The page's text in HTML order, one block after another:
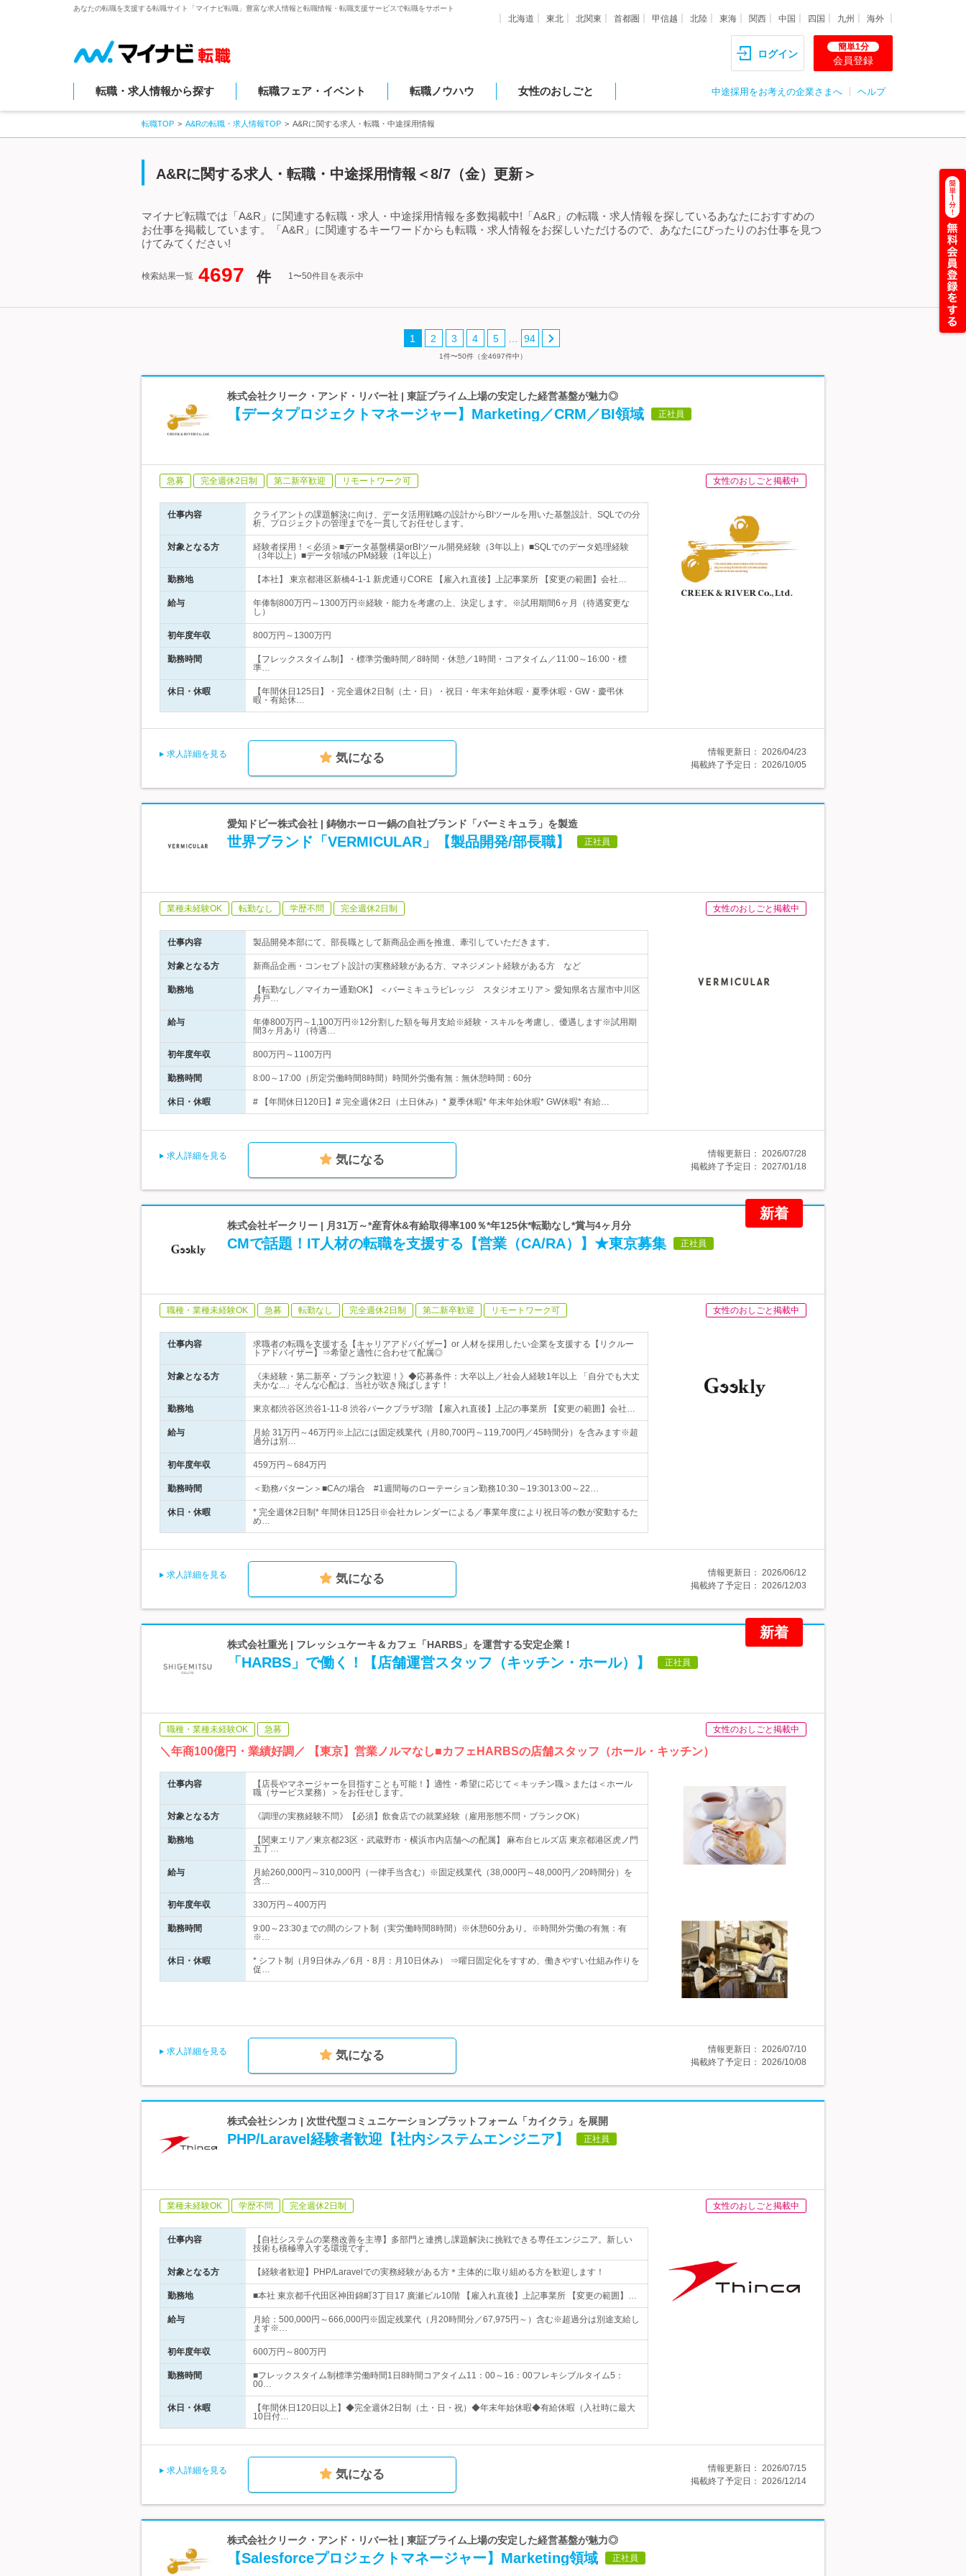
あなたの転職を支援する転職サイト「マイナビ転職」豊富な求人情報と転職情報・転職支援サービスで転職をサポート
北海道 東北 北関東 首都圏 甲信越 北陸 東海 関西 中国 四国 九州 海外
ログイン
簡単1分
会員登録
転職・求人情報から探す 転職フェア・イベント 転職ノウハウ 女性のおしごと 中途採用をお考えの企業さまへ ヘルプ
転職TOP A&Rの転職・求人情報TOP A&Rに関する求人・転職・中途採用情報
A&Rに関する求人・転職・中途採用情報＜8/7（金）更新＞
マイナビ転職では「A&R」に関連する転職・求人・中途採用情報を多数掲載中!「A&R」の転職・求人情報を探しているあなたにおすすめの
お仕事を掲載しています。「A&R」に関連するキーワードからも転職・求人情報をお探しいただけるので、あなたにぴったりのお仕事を見つ
けてみてください!
検索結果一覧 4697 件 1〜50件目を表示中
1 2 3 4 5 94
1件〜50件（全4697件中）
株式会社クリーク・アンド・リバー社 | 東証プライム上場の安定した経営基盤が魅力◎
【データプロジェクトマネージャー】Marketing／CRM／BI領域 正社員
急募 完全週休2日制 第二新卒歓迎 リモートワーク可 女性のおしごと掲載中
仕事内容
クライアントの課題解決に向け、データ活用戦略の設計からBIツールを用いた基盤設計、SQLでの分
析、プロジェクトの管理までを一貫してお任せします。
対象となる方
経験者採用！＜必須＞■データ基盤構築orBIツール開発経験（3年以上）■SQLでのデータ処理経験
（3年以上）■データ領域のPM経験（1年以上）
勤務地 【本社】 東京都港区新橋4-1-1 新虎通りCORE 【雇入れ直後】上記事業所 【変更の範囲】会社…
給与
年俸制800万円～1300万円※経験・能力を考慮の上、決定します。※試用期間6ヶ月（待遇変更な
し）
初年度年収 800万円～1300万円
勤務時間
【フレックスタイム制】・標準労働時間／8時間・休憩／1時間・コアタイム／11:00～16:00・標
準…
休日・休暇
【年間休日125日】・完全週休2日制（土・日）・祝日・年末年始休暇・夏季休暇・GW・慶弔休
暇・有給休…
求人詳細を見る 気になる 情報更新日： 2026/04/23
掲載終了予定日： 2026/10/05
愛知ドビー株式会社 | 鋳物ホーロー鍋の自社ブランド「バーミキュラ」を製造
世界ブランド「VERMICULAR」【製品開発/部長職】 正社員
業種未経験OK 転勤なし 学歴不問 完全週休2日制 女性のおしごと掲載中
仕事内容 製品開発本部にて、部長職として新商品企画を推進、牽引していただきます。
対象となる方 新商品企画・コンセプト設計の実務経験がある方、マネジメント経験がある方 など
勤務地
【転勤なし／マイカー通勤OK】 ＜バーミキュラビレッジ スタジオエリア＞ 愛知県名古屋市中川区
舟戸…
給与
年俸800万円～1,100万円※12分割した額を毎月支給※経験・スキルを考慮し、優遇します※試用期
間3ヶ月あり（待遇…
初年度年収 800万円～1100万円
勤務時間 8:00～17:00（所定労働時間8時間）時間外労働有無：無休憩時間：60分
休日・休暇 # 【年間休日120日】# 完全週休2日（土日休み）* 夏季休暇* 年末年始休暇* GW休暇* 有給…
求人詳細を見る 気になる 情報更新日： 2026/07/28
掲載終了予定日： 2027/01/18
新着
株式会社ギークリー | 月31万～*産育休&有給取得率100％*年125休*転勤なし*賞与4ヶ月分
CMで話題！IT人材の転職を支援する【営業（CA/RA）】★東京募集 正社員
職種・業種未経験OK 急募 転勤なし 完全週休2日制 第二新卒歓迎 リモートワーク可 女性のおしごと掲載中
仕事内容
求職者の転職を支援する【キャリアアドバイザー】or 人材を採用したい企業を支援する【リクルー
トアドバイザー】⇒希望と適性に合わせて配属◎
対象となる方
《未経験・第二新卒・ブランク歓迎！》◆応募条件：大卒以上／社会人経験1年以上 「自分でも大丈
夫かな...」そんな心配は、当社が吹き飛ばします！
勤務地 東京都渋谷区渋谷1-11-8 渋谷パークプラザ3階 【雇入れ直後】上記の事業所 【変更の範囲】会社…
給与
月給 31万円～46万円※上記には固定残業代（月80,700円～119,700円／45時間分）を含みます※超
過分は別…
初年度年収 459万円～684万円
勤務時間 ＜勤務パターン＞■CAの場合 #1週間毎のローテーション勤務10:30～19:3013:00～22…
休日・休暇
* 完全週休2日制* 年間休日125日※会社カレンダーによる／事業年度により祝日等の数が変動するた
め…
求人詳細を見る 気になる 情報更新日： 2026/06/12
掲載終了予定日： 2026/12/03
新着
株式会社重光 | フレッシュケーキ＆カフェ「HARBS」を運営する安定企業！
「HARBS」で働く！【店舗運営スタッフ（キッチン・ホール）】 正社員
職種・業種未経験OK 急募 女性のおしごと掲載中
＼年商100億円・業績好調／ 【東京】営業ノルマなし■カフェHARBSの店舗スタッフ（ホール・キッチン）
仕事内容
【店長やマネージャーを目指すことも可能！】適性・希望に応じて＜キッチン職＞または＜ホール
職（サービス業務）＞をお任せします。
対象となる方 《調理の実務経験不問》【必須】飲食店での就業経験（雇用形態不問・ブランクOK）
勤務地
【関東エリア／東京都23区・武蔵野市・横浜市内店舗への配属】 麻布台ヒルズ店 東京都港区虎ノ門
五丁…
給与
月給260,000円～310,000円（一律手当含む）※固定残業代（38,000円～48,000円／20時間分）を
含…
初年度年収 330万円～400万円
勤務時間
9:00～23:30までの間のシフト制（実労働時間8時間）※休憩60分あり。※時間外労働の有無：有
※…
休日・休暇
* シフト制（月9日休み／6月・8月：月10日休み） ⇒曜日固定化をすすめ、働きやすい仕組み作りを
促…
求人詳細を見る 気になる 情報更新日： 2026/07/10
掲載終了予定日： 2026/10/08
株式会社シンカ | 次世代型コミュニケーションプラットフォーム「カイクラ」を展開
PHP/Laravel経験者歓迎【社内システムエンジニア】 正社員
業種未経験OK 学歴不問 完全週休2日制 女性のおしごと掲載中
仕事内容
【自社システムの業務改善を主導】多部門と連携し課題解決に挑戦できる専任エンジニア。新しい
技術も積極導入する環境です。
対象となる方 【経験者歓迎】PHP/Laravelでの実務経験がある方＊主体的に取り組める方を歓迎します！
勤務地 ■本社 東京都千代田区神田錦町3丁目17 廣瀬ビル10階 【雇入れ直後】上記事業所 【変更の範囲】…
給与
月給：500,000円～666,000円※固定残業代（月20時間分／67,975円～）含む※超過分は別途支給し
ます※…
初年度年収 600万円～800万円
勤務時間
■フレックスタイム制標準労働時間1日8時間コアタイム11：00～16：00フレキシブルタイム5：
00…
休日・休暇
【年間休日120日以上】◆完全週休2日制（土・日・祝）◆年末年始休暇◆有給休暇（入社時に最大
10日付…
求人詳細を見る 気になる 情報更新日： 2026/07/15
掲載終了予定日： 2026/12/14
株式会社クリーク・アンド・リバー社 | 東証プライム上場の安定した経営基盤が魅力◎
【Salesforceプロジェクトマネージャー】Marketing領域 正社員